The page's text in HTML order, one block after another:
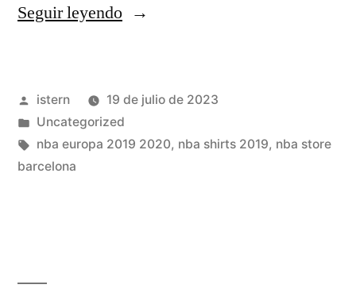
Seguir leyendo«¿Por
Le
Recuerda?»
Publicado
por
istern
19 de julio de 2023
Publicado
en
Uncategorized
Etiquetas:
nba europa 2019 2020, nba shirts 2019, nba store
barcelona